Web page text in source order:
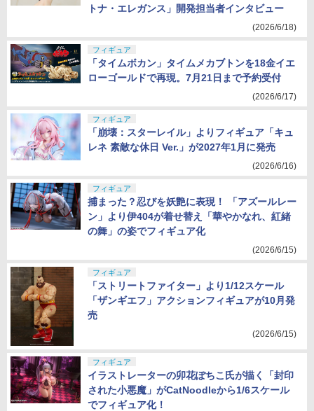
トナ・エレガンス」開発担当者インタビュー
(2026/6/18)
フィギュア
「タイムボカン」タイムメカブトンを18金イエ
ローゴールドで再現。7月21日まで予約受付
(2026/6/17)
フィギュア
「崩壊：スターレイル」よりフィギュア「キュ
レネ 素敵な休日 Ver.」が2027年1月に発売
(2026/6/16)
フィギュア
捕まった？忍びを妖艶に表現！ 「アズールレー
ン」より伊404が着せ替え「華やかなれ、紅緒
の舞」の姿でフィギュア化
(2026/6/15)
フィギュア
「ストリートファイター」より1/12スケール
「ザンギエフ」アクションフィギュアが10月発
売
(2026/6/15)
フィギュア
イラストレーターの卯花ぽちこ氏が描く「封印
された小悪魔」がCatNoodleから1/6スケール
でフィギュア化！